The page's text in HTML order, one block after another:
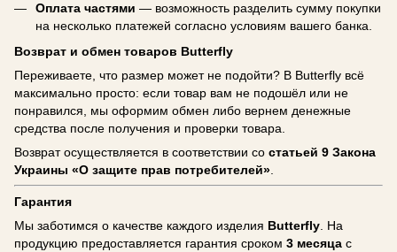
Оплата частями — возможность разделить сумму покупки
на несколько платежей согласно условиям вашего банка.
Возврат и обмен товаров Butterfly
Переживаете, что размер может не подойти? В Butterfly всё
максимально просто: если товар вам не подошёл или не
понравился, мы оформим обмен либо вернем денежные
средства после получения и проверки товара.
Возврат осуществляется в соответствии со статьей 9 Закона
Украины «О защите прав потребителей»
Гарантия
Мы заботимся о качестве каждого изделия Butterfly . На
продукцию предоставляется гарантия сроком 3 месяца с